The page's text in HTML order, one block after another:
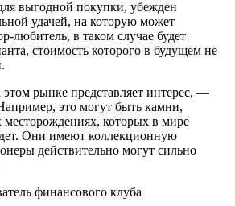
выгодной покупки, убежден
удачей, на которую может
любитель, в таком случае будет
стоимость которого в будущем не
рынке представляет интерес, —
это могут быть камни,
которых в мире
Они имеют коллекционную
действительно могут сильно
финансового клуба